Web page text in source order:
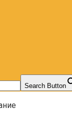
Search Button